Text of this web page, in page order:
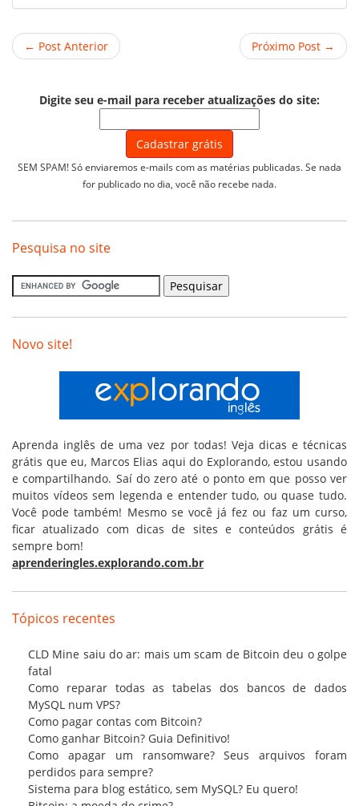
← Post Anterior Próximo Post →
Digite seu e-mail para receber atualizações do site:
SEM SPAM! Só enviaremos e-mails com as matérias publicadas. Se nada
for publicado no dia, você não recebe nada.
Pesquisa no site
Novo site!
Aprenda inglês de uma vez por todas! Veja dicas e técnicas
grátis que eu, Marcos Elias aqui do Explorando, estou usando
e compartilhando. Saí do zero até o ponto em que posso ver
muitos vídeos sem legenda e entender tudo, ou quase tudo.
Você pode também! Mesmo se você já fez ou faz um curso,
ficar atualizado com dicas de sites e conteúdos grátis é
sempre bom!
aprenderingles.explorando.com.br
Tópicos recentes
CLD Mine saiu do ar: mais um scam de Bitcoin deu o golpe
fatal
Como reparar todas as tabelas dos bancos de dados
MySQL num VPS?
Como pagar contas com Bitcoin?
Como ganhar Bitcoin? Guia Definitivo!
Como apagar um ransomware? Seus arquivos foram
perdidos para sempre?
Sistema para blog estático, sem MySQL? Eu quero!